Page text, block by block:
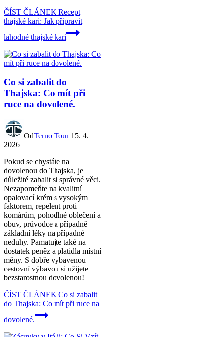
ČÍST ČLÁNEK Recept
thajské kari: Jak připravit
lahodné thajské kari
Co si zabalit do
Thajska: Co mít při
ruce na dovolené.
OdTerno Tour 15. 4.
2026
Pokud se chystáte na
dovolenou do Thajska, je
důležité zabalit si správné věci.
Nezapomeňte na kvalitní
opalovací krém s vysokým
faktorem, repelent proti
komárům, pohodlné oblečení a
obuv, průvodce a případně
základní léky na případné
neduhy. Pamatujte také na
dostatek peněz a platidla místní
měny. S dobře vybavenou
cestovní výbavou si užijete
bezstarostnou dovolenou!
ČÍST ČLÁNEK Co si zabalit
do Thajska: Co mít při ruce na
dovolené.